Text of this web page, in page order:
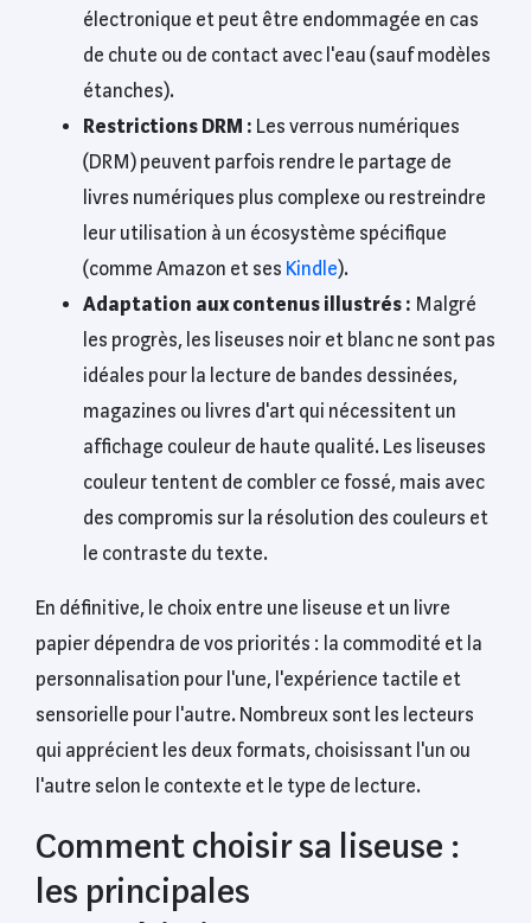
électronique et peut être endommagée en cas
de chute ou de contact avec l'eau (sauf modèles
étanches).
Restrictions DRM : Les verrous numériques
(DRM) peuvent parfois rendre le partage de
livres numériques plus complexe ou restreindre
leur utilisation à un écosystème spécifique
(comme Amazon et ses Kindle).
Adaptation aux contenus illustrés : Malgré
les progrès, les liseuses noir et blanc ne sont pas
idéales pour la lecture de bandes dessinées,
magazines ou livres d'art qui nécessitent un
affichage couleur de haute qualité. Les liseuses
couleur tentent de combler ce fossé, mais avec
des compromis sur la résolution des couleurs et
le contraste du texte.
En définitive, le choix entre une liseuse et un livre
papier dépendra de vos priorités : la commodité et la
personnalisation pour l'une, l'expérience tactile et
sensorielle pour l'autre. Nombreux sont les lecteurs
qui apprécient les deux formats, choisissant l'un ou
l'autre selon le contexte et le type de lecture.
Comment choisir sa liseuse :
les principales